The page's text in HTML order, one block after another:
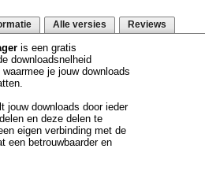
Alle versies Reviews
is een gratis
downloadsnelheid
je jouw downloads
jouw downloads door ieder
en deze delen te
eigen verbinding met de
een betrouwbaarder en